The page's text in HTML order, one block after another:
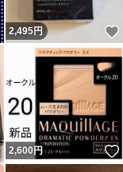
いいね！
2,495円
いいね！
2,600 円